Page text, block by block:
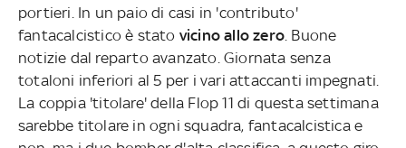
portieri. In un paio di casi in 'contributo'
fantacalcistico è stato vicino allo zero . Buone
notizie dal reparto avanzato. Giornata senza
totaloni inferiori al 5 per i vari attaccanti impegnati.
La coppia 'titolare' della Flop 11 di questa settimana
sarebbe titolare in ogni squadra, fantacalcistica e